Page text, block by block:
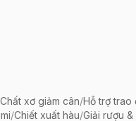
Chất xơ giảm cân/Hỗ trợ trao
/Chiết xuất hàu/Giải rượu